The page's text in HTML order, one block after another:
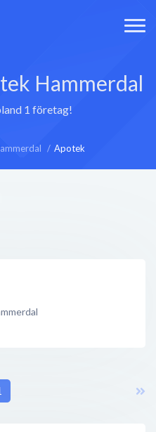
Hammerdal
1 företag!
Apotek